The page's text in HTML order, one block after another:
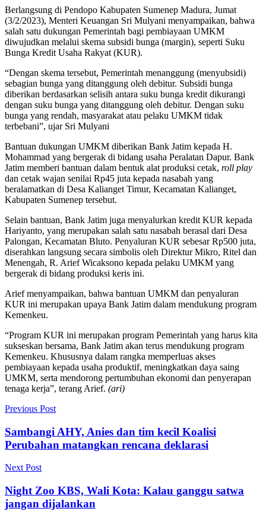
Berlangsung di Pendopo Kabupaten Sumenep Madura, Jumat
(3/2/2023), Menteri Keuangan Sri Mulyani menyampaikan, bahwa
salah satu dukungan Pemerintah bagi pembiayaan UMKM
diwujudkan melalui skema subsidi bunga (margin), seperti Suku
Bunga Kredit Usaha Rakyat (KUR).
“Dengan skema tersebut, Pemerintah menanggung (menyubsidi)
sebagian bunga yang ditanggung oleh debitur. Subsidi bunga
diberikan berdasarkan selisih antara suku bunga kredit dikurangi
dengan suku bunga yang ditanggung oleh debitur. Dengan suku
bunga yang rendah, masyarakat atau pelaku UMKM tidak
terbebani”, ujar Sri Mulyani
Bantuan dukungan UMKM diberikan Bank Jatim kepada H.
Mohammad yang bergerak di bidang usaha Peralatan Dapur. Bank
Jatim memberi bantuan dalam bentuk alat produksi cetak, roll play
dan cetak wajan senilai Rp45 juta kepada nasabah yang
beralamatkan di Desa Kalianget Timur, Kecamatan Kalianget,
Kabupaten Sumenep tersebut.
Selain bantuan, Bank Jatim juga menyalurkan kredit KUR kepada
Hariyanto, yang merupakan salah satu nasabah berasal dari Desa
Palongan, Kecamatan Bluto. Penyaluran KUR sebesar Rp500 juta,
diserahkan langsung secara simbolis oleh Direktur Mikro, Ritel dan
Menengah, R. Arief Wicaksono kepada pelaku UMKM yang
bergerak di bidang produksi keris ini.
Arief menyampaikan, bahwa bantuan UMKM dan penyaluran
KUR ini merupakan upaya Bank Jatim dalam mendukung program
Kemenkeu.
“Program KUR ini merupakan program Pemerintah yang harus kita
sukseskan bersama, Bank Jatim akan terus mendukung program
Kemenkeu. Khususnya dalam rangka memperluas akses
pembiayaan kepada usaha produktif, meningkatkan daya saing
UMKM, serta mendorong pertumbuhan ekonomi dan penyerapan
tenaga kerja”, terang Arief. (ari)
Previous Post
Sambangi AHY, Anies dan tim kecil Koalisi
Perubahan matangkan rencana deklarasi
Next Post
Night Zoo KBS, Wali Kota: Kalau ganggu satwa
jangan dijalankan